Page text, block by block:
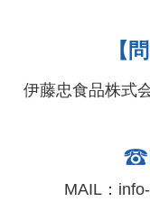
【
伊藤忠食品株式
MAIL：